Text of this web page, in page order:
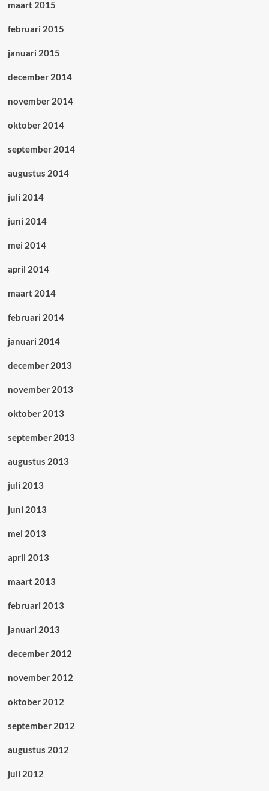
maart 2015
februari 2015
januari 2015
december 2014
november 2014
oktober 2014
september 2014
augustus 2014
juli 2014
juni 2014
mei 2014
april 2014
maart 2014
februari 2014
januari 2014
december 2013
november 2013
oktober 2013
september 2013
augustus 2013
juli 2013
juni 2013
mei 2013
april 2013
maart 2013
februari 2013
januari 2013
december 2012
november 2012
oktober 2012
september 2012
augustus 2012
juli 2012